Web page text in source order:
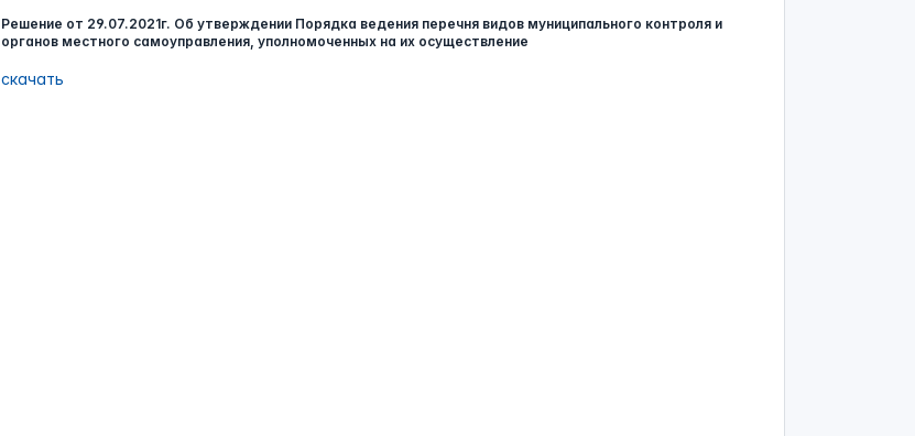
Решение от 29.07.2021г. Об утверждении Порядка ведения перечня видов муниципального контроля и
органов местного самоуправления, уполномоченных на их осуществление
скачать